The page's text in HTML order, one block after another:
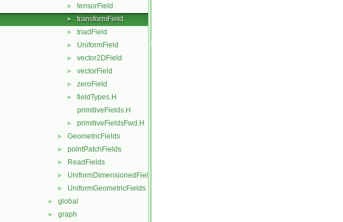
► tensorField
► transformField
► triadField
► UniformField
► vector2DField
► vectorField
► zeroField
►
fieldTypes.H
primitiveFields.H
► primitiveFieldsFwd.H
► GeometricFields
► pointPatchFields
► ReadFields
► UniformDimensionedFields
► UniformGeometricFields
► global
► graph